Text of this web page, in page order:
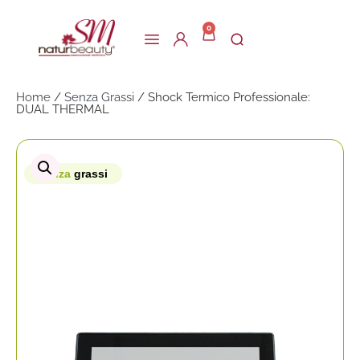
0
Home / Senza Grassi / Shock Termico Professionale:
DUAL THERMAL
senza grassi